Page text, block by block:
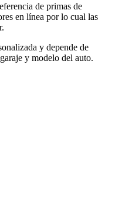
de primas de
en línea por lo cual las
y depende de
y modelo del auto.